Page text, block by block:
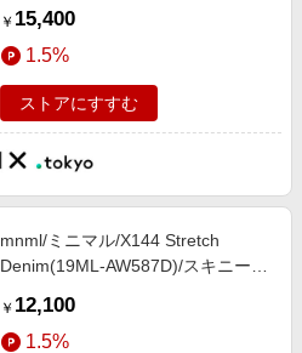
￥ 15,400
1.5%
ストアにすすむ
mnml/ミニマル/X144 Stretch
Denim(19ML-AW587D)/スキニーパ
￥ 12,100
1.5%